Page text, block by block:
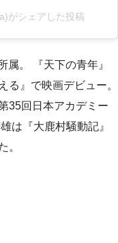
がシェアした投稿
属。 『天下の青年』
る』で映画デビュー。
35回日本アカデミー
は『大鹿村騒動記』
。